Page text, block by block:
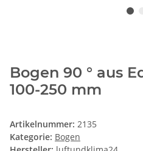
Bogen 90 ° aus
100-250 mm
Artikelnummer: 2135
Kategorie: Bogen